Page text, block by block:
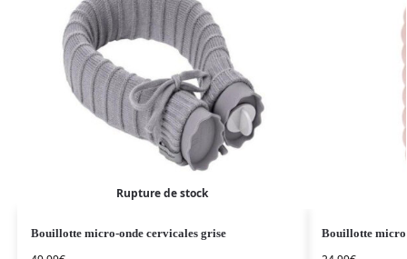
Rupture de stock
Bouillotte micro-onde cervicales grise Bouillotte